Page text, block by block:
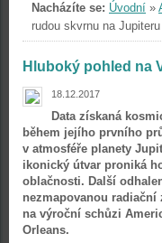
Nacházíte se: Úvodní »
rudou skvrnu na Jupiteru
Hluboký pohled na
18.12.2017
Data získaná
během jejího prvního
v atmosféře planety
ikonický útvar proniká
oblačnosti. Další
nezmapovanou radiační
na výroční schůzi
Orleans.